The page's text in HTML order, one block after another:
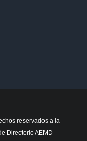
reservados a la
Directorio AEMD